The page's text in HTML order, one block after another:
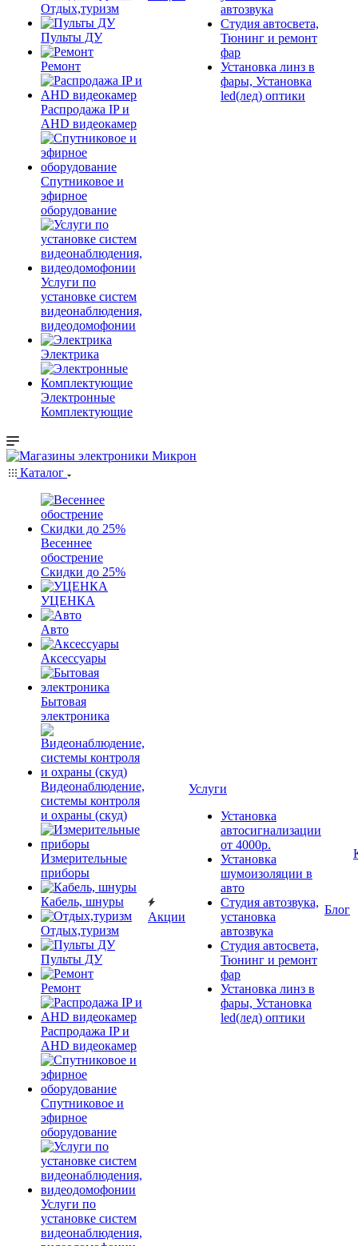
Отдых,туризм
Пульты ДУ
Ремонт
Распродажа IP и
AHD видеокамер
Спутниковое и
эфирное
оборудование
Услуги по
установке систем
видеонаблюдения,
видеодомофонии
Электрика
Электронные
Комплектующие
автозвука
Студия автосвета,
Тюнинг и ремонт
фар
Установка линз в
фары, Установка
led(лед) оптики
Каталог
Весеннее
обострение
Скидки до 25%
УЦЕНКА
Авто
Аксессуары
Бытовая
электроника
Видеонаблюдение,
системы контроля
и охраны (скуд)
Измерительные
приборы
Кабель, шнуры
Отдых,туризм
Пульты ДУ
Ремонт
Распродажа IP и
AHD видеокамер
Спутниковое и
эфирное
оборудование
Услуги по
установке систем
видеонаблюдения,
Акции
Услуги
Установка
автосигнализации
от 4000р.
Установка
шумоизоляции в
авто
Студия автозвука,
установка
автозвука
Студия автосвета,
Тюнинг и ремонт
фар
Установка линз в
фары, Установка
led(лед) оптики
Блог